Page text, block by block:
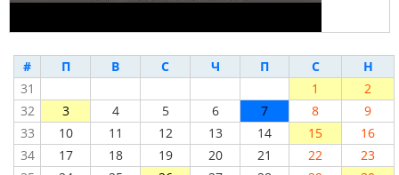
# П В С Ч П С
Н
31
1
2
32
3 4 5 6 7 8
9
33
10 11 12 13 14 15
16
34
17 18 19 20 21 22
23